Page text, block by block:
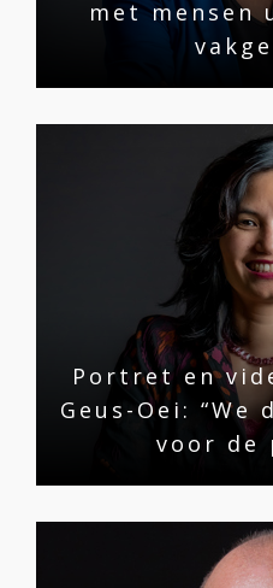
met mensen
Portret en
Geus-Oei: “We
voor de